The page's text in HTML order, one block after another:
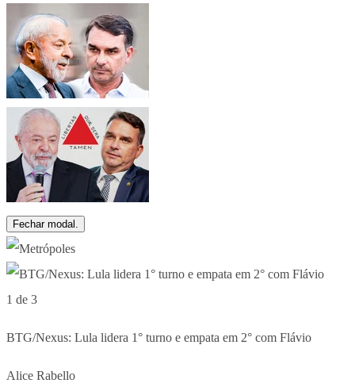
Fechar modal.
1 de 3
BTG/Nexus: Lula lidera 1° turno e empata em 2° com Flávio
Alice Rabello